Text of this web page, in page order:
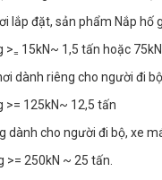
lắp đặt, sản phẩm Nắp hố
>= 15kN~ 1,5 tấn hoặc
dành riêng cho người đi
>= 125kN~ 12,5 tấn
dành cho người đi bộ, xe
>= 250kN ~ 25 tấn.